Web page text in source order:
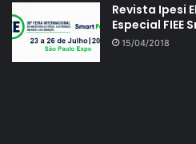
Revista Ipesi
Especial FIEE
15/04/2018